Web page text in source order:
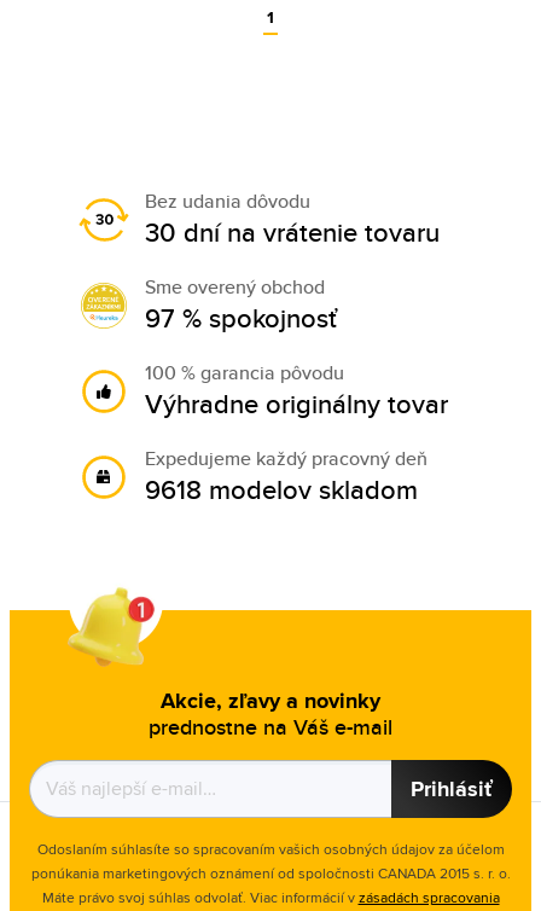
1
Bez udania dôvodu
30 dní na vrátenie tovaru
Sme overený obchod
97 % spokojnosť
100 % garancia pôvodu
Výhradne originálny tovar
Expedujeme každý pracovný deň
9618 modelov skladom
Akcie, zľavy a novinky
prednostne na Váš e-mail
Prihlásiť
Odoslaním súhlasíte so spracovaním vašich osobných údajov za účelom
ponúkania marketingových oznámení od spoločnosti CANADA 2015 s. r. o.
Máte právo svoj súhlas odvolať. Viac informácií vzásadách spracovania